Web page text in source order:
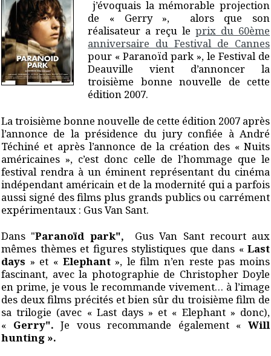
j’évoquais la mémorable projection
de « Gerry », alors que son
réalisateur a reçu leprix du 60ème
anniversaire du Festival de Cannes
pour « Paranoïd park », le Festival de
Deauville vient d’annoncer la
troisième bonne nouvelle de cette
édition 2007.
La troisième bonne nouvelle de cette édition 2007 après
l’annonce de la présidence du jury confiée à André
Téchiné et après l’annonce de la création des « Nuits
américaines », c’est donc celle de l’hommage que le
festival rendra à un éminent représentant du cinéma
indépendant américain et de la modernité qui a parfois
aussi signé des films plus grands publics ou carrément
expérimentaux : Gus Van Sant.
Dans "Paranoïd park", Gus Van Sant recourt aux
mêmes thèmes et figures stylistiques que dans «Last
days » et «Elephant», le film n’en reste pas moins
fascinant, avec la photographie de Christopher Doyle
en prime, je vous le recommande vivement… à l’image
des deux films précités et bien sûr du troisième film de
sa trilogie (avec « Last days » et « Elephant » donc),
« Gerry". Je vous recommande également «Will
hunting ».